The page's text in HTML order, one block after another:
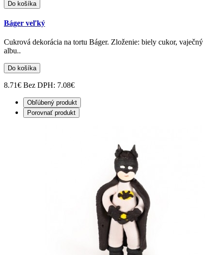
Do košíka
Báger veľký
Cukrová dekorácia na tortu Báger. Zloženie: biely cukor, vaječný
albu..
Do košíka
8.71€ Bez DPH: 7.08€
Obľúbený produkt
Porovnať produkt